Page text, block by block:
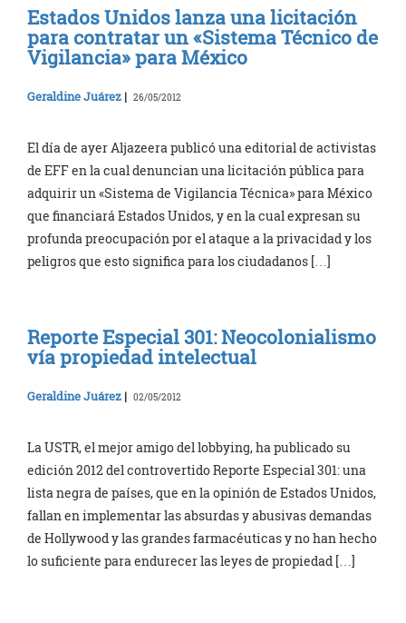
Estados Unidos lanza una licitación
para contratar un «Sistema Técnico de
Vigilancia» para México
Geraldine Juárez | 26/05/2012
El día de ayer Aljazeera publicó una editorial de activistas
de EFF en la cual denuncian una licitación pública para
adquirir un «Sistema de Vigilancia Técnica» para México
que financiará Estados Unidos, y en la cual expresan su
profunda preocupación por el ataque a la privacidad y los
peligros que esto significa para los ciudadanos […]
Reporte Especial 301: Neocolonialismo
vía propiedad intelectual
Geraldine Juárez | 02/05/2012
La USTR, el mejor amigo del lobbying, ha publicado su
edición 2012 del controvertido Reporte Especial 301: una
lista negra de países, que en la opinión de Estados Unidos,
fallan en implementar las absurdas y abusivas demandas
de Hollywood y las grandes farmacéuticas y no han hecho
lo suficiente para endurecer las leyes de propiedad […]